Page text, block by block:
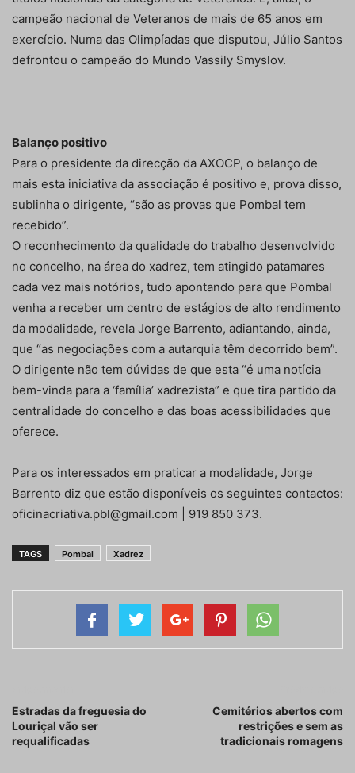
campeão nacional de Veteranos de mais de 65 anos em
exercício. Numa das Olimpíadas que disputou, Júlio Santos
defrontou o campeão do Mundo Vassily Smyslov.
Balanço positivo
Para o presidente da direcção da AXOCP, o balanço de
mais esta iniciativa da associação é positivo e, prova disso,
sublinha o dirigente, “são as provas que Pombal tem
recebido”.
O reconhecimento da qualidade do trabalho desenvolvido
no concelho, na área do xadrez, tem atingido patamares
cada vez mais notórios, tudo apontando para que Pombal
venha a receber um centro de estágios de alto rendimento
da modalidade, revela Jorge Barrento, adiantando, ainda,
que “as negociações com a autarquia têm decorrido bem”.
O dirigente não tem dúvidas de que esta “é uma notícia
bem-vinda para a ‘família’ xadrezista” e que tira partido da
centralidade do concelho e das boas acessibilidades que
oferece.
Para os interessados em praticar a modalidade, Jorge
Barrento diz que estão disponíveis os seguintes contactos:
oficinacriativa.pbl@gmail.com | 919 850 373.
TAGS Pombal Xadrez
Estradas da freguesia do
Louriçal vão ser
requalificadas
Cemitérios abertos com
restrições e sem as
tradicionais romagens